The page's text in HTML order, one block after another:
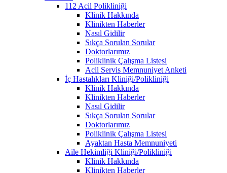
112 Acil Polikliniği
Klinik Hakkında
Klinikten Haberler
Nasıl Gidilir
Sıkça Sorulan Sorular
Doktorlarımız
Poliklinik Çalışma Listesi
Acil Servis Memnuniyet Anketi
İç Hastalıkları Kliniği/Polikliniği
Klinik Hakkında
Klinikten Haberler
Nasıl Gidilir
Sıkça Sorulan Sorular
Doktorlarımız
Poliklinik Çalışma Listesi
Ayaktan Hasta Memnuniyeti
Aile Hekimliği Kliniği/Polikliniği
Klinik Hakkında
Klinikten Haberler